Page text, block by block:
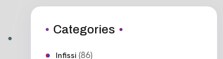
Categories
Infissi (86)